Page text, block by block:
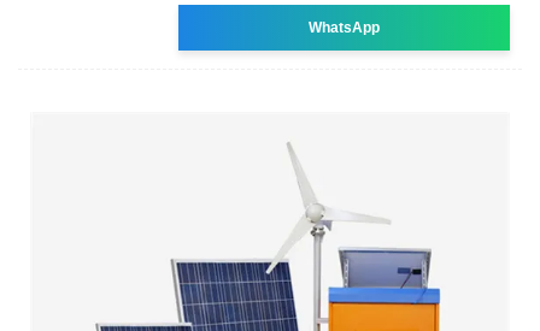
WhatsApp